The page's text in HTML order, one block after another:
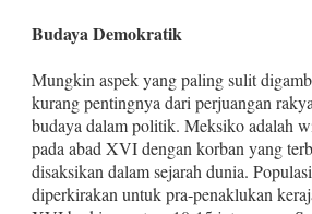
Budaya Demokratik
Mungkin aspek yang paling su­lit
kurang pentingnya dari per­juangan
budaya dalam politik. Meksiko adalah
pada abad XVI dengan korban yang
disaksikan da­lam sejarah dunia.
diperkirakan un­tuk pra‑penaklukan